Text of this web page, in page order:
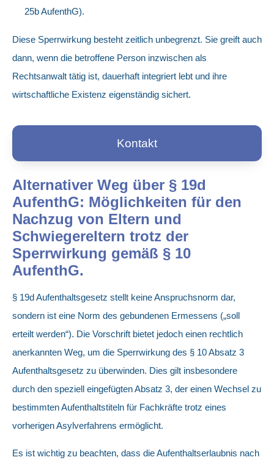
25b AufenthG).
Diese Sperrwirkung besteht zeitlich unbegrenzt. Sie greift auch
dann, wenn die betroffene Person inzwischen als
Rechtsanwalt tätig ist, dauerhaft integriert lebt und ihre
wirtschaftliche Existenz eigenständig sichert.
Kontakt
Alternativer Weg über § 19d
AufenthG: Möglichkeiten für den
Nachzug von Eltern und
Schwiegereltern trotz der
Sperrwirkung gemäß § 10
AufenthG.
§ 19d Aufenthaltsgesetz stellt keine Anspruchsnorm dar,
sondern ist eine Norm des gebundenen Ermessens („soll
erteilt werden“). Die Vorschrift bietet jedoch einen rechtlich
anerkannten Weg, um die Sperrwirkung des § 10 Absatz 3
Aufenthaltsgesetz zu überwinden. Dies gilt insbesondere
durch den speziell eingefügten Absatz 3, der einen Wechsel zu
bestimmten Aufenthaltstiteln für Fachkräfte trotz eines
vorherigen Asylverfahrens ermöglicht.
Es ist wichtig zu beachten, dass die Aufenthaltserlaubnis nach